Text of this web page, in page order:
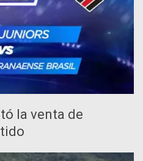
la venta de